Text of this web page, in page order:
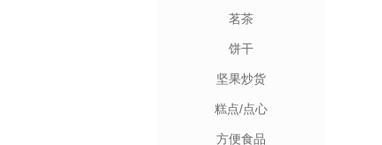
茗茶
饼干
坚果炒货
糕点/点心
方便食品